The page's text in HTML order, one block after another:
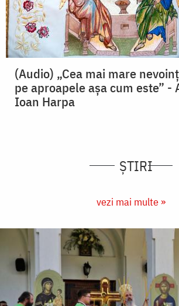
(Audio) „Cea mai mare
pe aproapele așa cum este”
Ioan Harpa
ȘTIRI
vezi mai multe »